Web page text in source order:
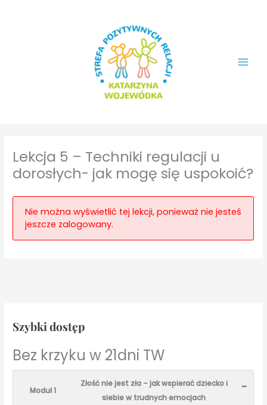
Szybki dostęp
Bez krzyku w 21dni TW
Moduł 1
Złość nie jest zła – jak wspierać dziecko i
siebie w trudnych emocjach
-
Lekcja 5 – Techniki regulacji u
dorosłych- jak mogę się uspokoić?
Nie można wyświetlić tej lekcji, ponieważ nie jesteś
jeszcze zalogowany.